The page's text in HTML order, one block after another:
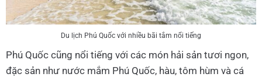
Du lịch Phú Quốc với nhiều bãi tắm nổi tiếng
Phú Quốc cũng nổi tiếng với các món hải sản tươi ngon,
đặc sản như nước mắm Phú Quốc, hàu, tôm hùm và cá